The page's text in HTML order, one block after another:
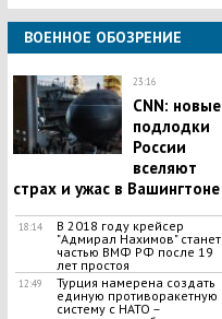
ВОЕННОЕ ОБОЗРЕНИЕ
23:16
CNN: новые
подлодки
России
вселяют
страх и ужас в Вашингтоне
18:14
В 2018 году крейсер
"Адмирал Нахимов" станет
частью ВМФ РФ после 19
лет простоя
12:49
Турция намерена создать
единую противоракетную
систему с НАТО –